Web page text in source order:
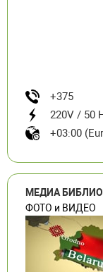
+375
220V / 50
+03:00
МЕДИА
ФОТО и ВИДЕО